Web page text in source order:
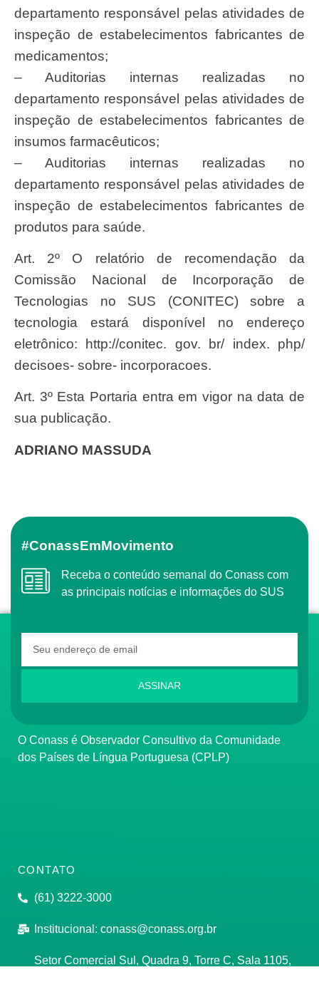
departamento responsável pelas atividades de
inspeção de estabelecimentos fabricantes de
medicamentos;
– Auditorias internas realizadas no
departamento responsável pelas atividades de
inspeção de estabelecimentos fabricantes de
insumos farmacêuticos;
– Auditorias internas realizadas no
departamento responsável pelas atividades de
inspeção de estabelecimentos fabricantes de
produtos para saúde.
Art. 2º O relatório de recomendação da
Comissão Nacional de Incorporação de
Tecnologias no SUS (CONITEC) sobre a
tecnologia estará disponível no endereço
eletrônico: http://conitec. gov. br/ index. php/
decisoes- sobre- incorporacoes.
Art. 3º Esta Portaria entra em vigor na data de
sua publicação.
ADRIANO MASSUDA
#ConassEmMovimento
Receba o conteúdo semanal do Conass com
as principais notícias e informações do SUS
ASSINAR
O Conass é Observador Consultivo da Comunidade
dos Países de Língua Portuguesa (CPLP)
CONTATO
(61) 3222-3000
Institucional: conass@conass.org.br
Setor Comercial Sul, Quadra 9, Torre C, Sala 1105,